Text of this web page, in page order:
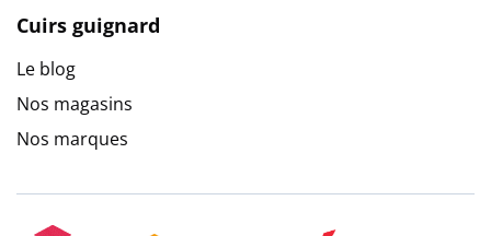
Cuirs guignard
Le blog
Nos magasins
Nos marques